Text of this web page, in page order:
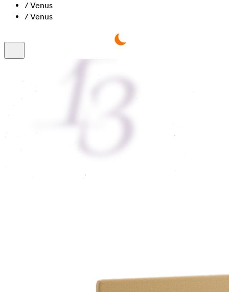
/Venus
/Venus